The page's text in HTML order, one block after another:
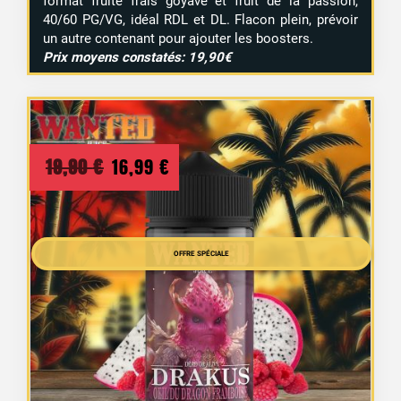
2 avis
40/60 PG/VG, idéal RDL et DL. Flacon plein, prévoir
un autre contenant pour ajouter les boosters.
Prix moyens constatés: 19,90€
OFFRE SPÉCIALE
19,90€ Le
prix
initial
19,90 €.
16,99 € Le
prix
actuel
est :
16,99 €.